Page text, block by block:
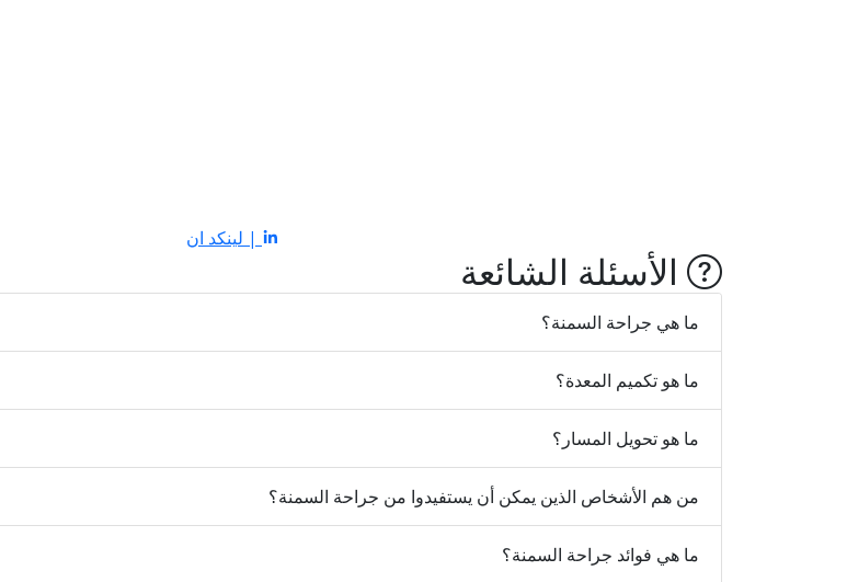
| لينكد ان
الأسئلة الشائعة
ما هي جراحة السمنة؟
ما هو تكميم المعدة؟
ما هو تحويل المسار؟
من هم الأشخاص الذين يمكن أن يستفيدوا من جراحة السمنة؟
ما هي فوائد جراحة السمنة؟